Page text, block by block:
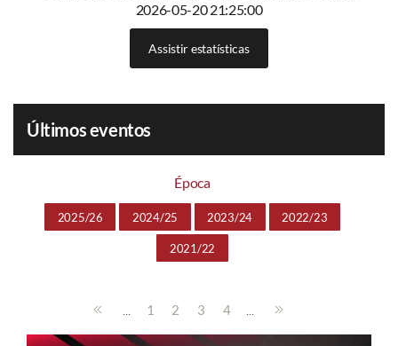
2026-05-20 21:25:00
Assistir estatísticas
Últimos eventos
Época
2025/26 2024/25 2023/24 2022/23
2021/22
... 1 2 3 4 ...